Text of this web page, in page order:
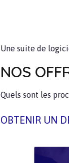
Une suite de
NOS
Quels sont les
OBTENIR UN